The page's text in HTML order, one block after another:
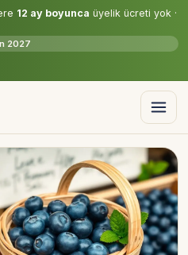
12 ay boyunca üyelik ücreti yok ·
2027